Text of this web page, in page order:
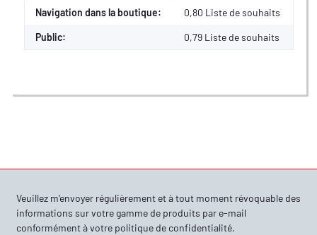
Valeur
Fabricant
Navigation dans la boutique: 0,80 Liste de souhaits
Public: 0,79 Liste de souhaits
Veuillez m'envoyer régulièrement et à tout moment révoquable des
informations sur votre gamme de produits par e-mail
conformément à votre politique de confidentialité.